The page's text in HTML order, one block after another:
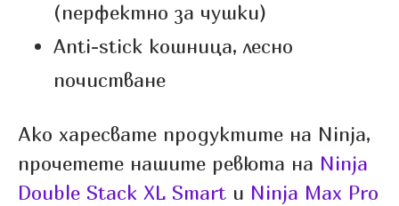
(перфектно за чушки)
Anti-stick кошница, лесно
почистване
Ако харесвате продуктите на Ninja,
прочетете нашите ревюта на Ninja
Double Stack XL Smart и Ninja Max Pro